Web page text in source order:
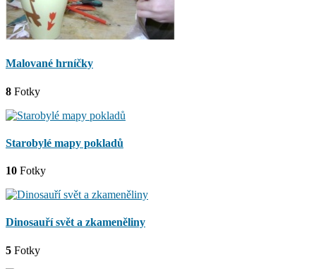
Malované hrníčky
8 Fotky
Starobylé mapy pokladů
10 Fotky
Dinosauří svět a zkameněliny
5 Fotky